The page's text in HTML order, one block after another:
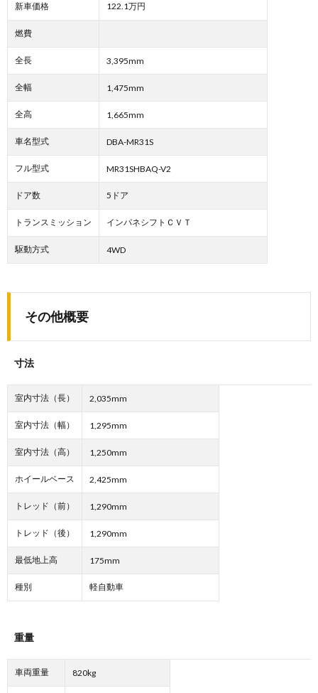
新車価格 122.1万円
燃費
全長 3,395mm
全幅 1,475mm
全高 1,665mm
車名型式 DBA-MR31S
フル型式 MR31SHBAQ-V2
ドア数 5ドア
トランスミッション インパネシフトＣＶＴ
駆動方式 4WD
その他概要
寸法
室内寸法（長） 2,035mm
室内寸法（幅） 1,295mm
室内寸法（高） 1,250mm
ホイールベース 2,425mm
トレッド（前） 1,290mm
トレッド（後） 1,290mm
最低地上高 175mm
種別 軽自動車
重量
車両重量 820kg